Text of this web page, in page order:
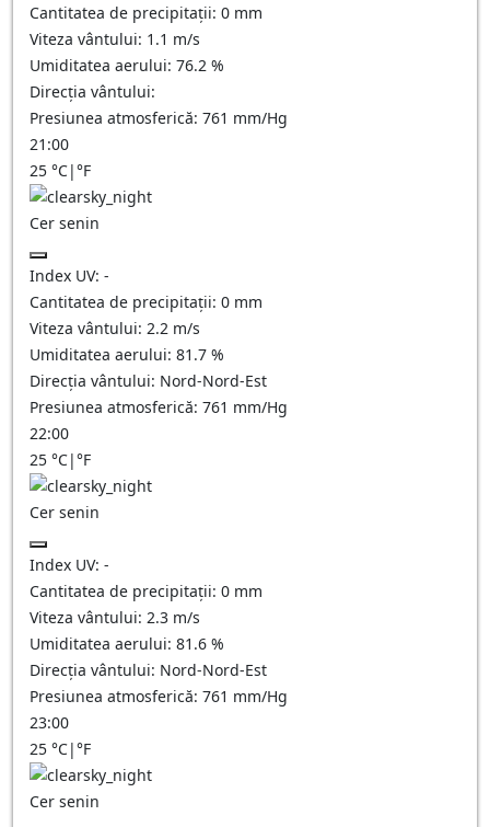
Cantitatea de precipitații: 0 mm
Viteza vântului: 1.1 m/s
Umiditatea aerului: 76.2 %
Direcția vântului:
Presiunea atmosferică: 761 mm/Hg
21:00
25 °C|°F
Cer senin
Index UV: -
Cantitatea de precipitații: 0 mm
Viteza vântului: 2.2 m/s
Umiditatea aerului: 81.7 %
Direcția vântului: Nord-Nord-Est
Presiunea atmosferică: 761 mm/Hg
22:00
25 °C|°F
Cer senin
Index UV: -
Cantitatea de precipitații: 0 mm
Viteza vântului: 2.3 m/s
Umiditatea aerului: 81.6 %
Direcția vântului: Nord-Nord-Est
Presiunea atmosferică: 761 mm/Hg
23:00
25 °C|°F
Cer senin